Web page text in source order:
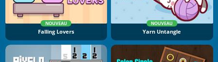
NOUVEAU
Falling Lovers
NOUVEAU
Yarn Untangle